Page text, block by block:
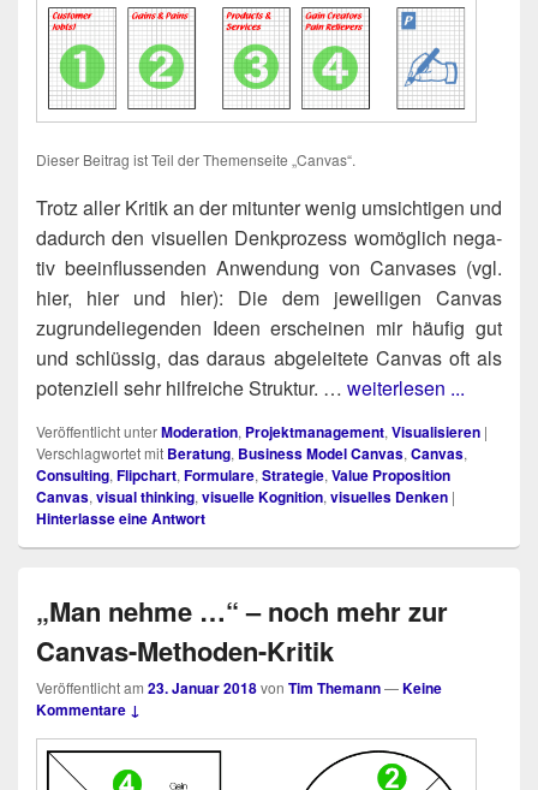
Die­ser Bei­trag ist Teil der The­men­sei­te „Can­vas“.
Trotz aller Kri­tik an der mit­un­ter wenig umsich­ti­gen und
dadurch den visu­el­len Denk­pro­zess womög­lich nega­
tiv beein­flus­sen­den Anwen­dung von Can­va­ses (vgl.
hier, hier und hier): Die dem jewei­li­gen Can­vas
zugrun­de­lie­gen­den Ideen erschei­nen mir häu­fig gut
und schlüs­sig, das dar­aus abge­lei­te­te Can­vas oft als
poten­zi­ell sehr hilf­rei­che Struk­tur. … weiterlesen ...
Veröffentlicht unterModeration, Projektmanagement, Visualisieren |
Verschlagwortet mit Beratung, Business Model Canvas, Canvas,
Consulting, Flipchart, Formulare, Strategie, Value Proposition
Canvas, visual thinking, visuelle Kognition, visuelles Denken |
Hinterlasse eine Antwort
„Man nehme …“ – noch mehr zur
Canvas-Methoden-Kritik
Veröffentlicht am 23. Januar 2018von Tim Themann—Keine
Kommentare ↓